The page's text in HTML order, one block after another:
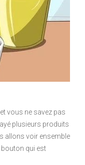
vous ne savez pas
plusieurs produits
allons voir ensemble
qui est